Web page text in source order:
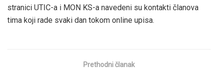
stranici UTIC-a i MON KS-a navedeni su kontakti članova
tima koji rade svaki dan tokom online upisa.
Prethodni članak